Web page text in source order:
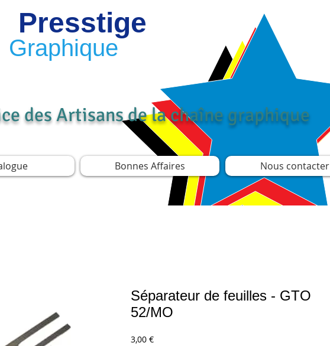
Presstige
Graphique
des Artisans de la chaîne graphique
Bonnes Affaires Nous contacter
Séparateur de feuilles - GTO
52/MO
3,00 €Prix